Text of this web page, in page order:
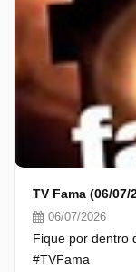
TV Fama (06/
06/07/2026
Fique por dentro
#TVFama